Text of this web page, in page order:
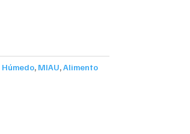
Húmedo, MIAU,Alimento